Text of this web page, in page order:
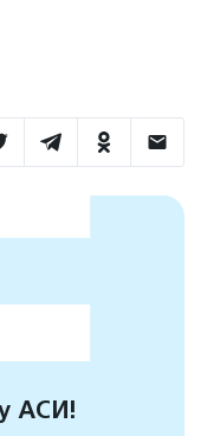
АСИ!